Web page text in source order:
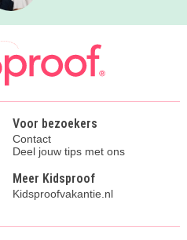
Voor bezoekers
Contact
Deel jouw tips met ons
Meer Kidsproof
Kidsproofvakantie.nl